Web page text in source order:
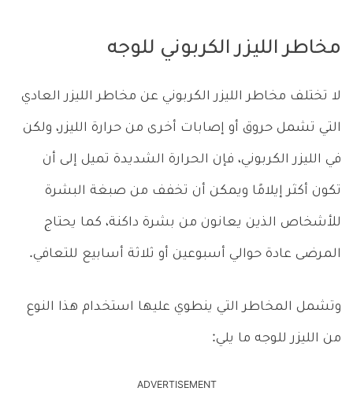
مخاطر الليزر الكربوني للوجه
لا تختلف مخاطر الليزر الكربوني عن مخاطر الليزر العادي
التي تشمل حروق أو إصابات أخرى من حرارة الليزر، ولكن
في الليزر الكربوني، فإن الحرارة الشديدة تميل إلى أن
تكون أكثر إيلامًا ويمكن أن تخفف من صبغة البشرة
للأشخاص الذين يعانون من بشرة داكنة، كما يحتاج
المرضى عادة حوالي أسبوعين أو ثلاثة أسابيع للتعافي.
وتشمل المخاطر التي ينطوي عليها استخدام هذا النوع
من الليزر للوجه ما يلي:
ADVERTISEMENT